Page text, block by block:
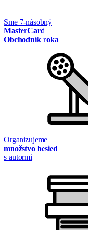
Sme 7-násobný
MasterCard
Obchodník roka
Organizujeme
množstvo besied
s autormi